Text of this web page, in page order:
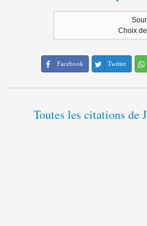
Choix
Facebook Twitter
Toutes les citations de